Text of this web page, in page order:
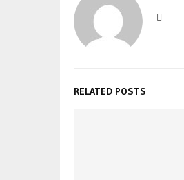
RELATED POSTS